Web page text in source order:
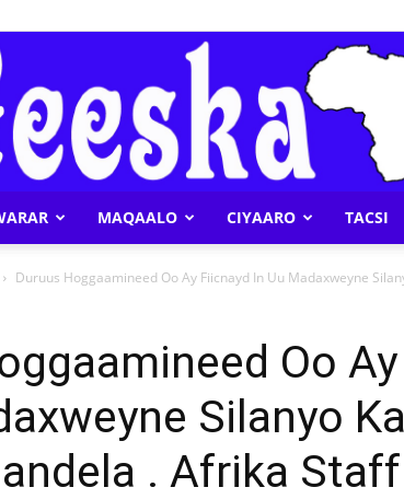
MAQAALO CIYAARO TACSI
Duruus Hoggaamineed Oo Ay Fiicnayd In Uu Madaxweyne
Oo
Silanyo
. Afrika